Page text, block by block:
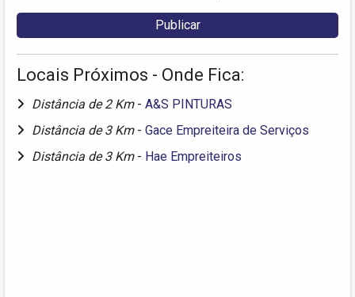
Locais Próximos - Onde Fica:
Distância de 2 Km - A&S PINTURAS
Distância de 3 Km - Gace Empreiteira de Serviços
Distância de 3 Km - Hae Empreiteiros